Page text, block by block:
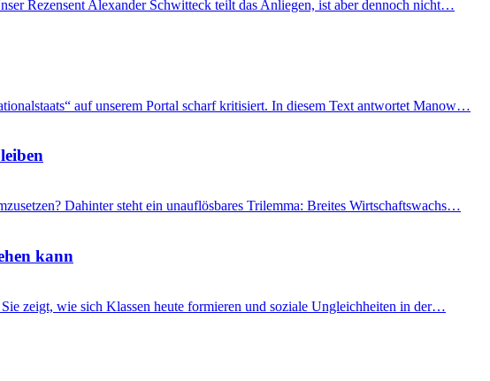
Rezensent Alexander Schwitteck teilt das Anliegen, ist aber dennoch nicht…
auf unserem Portal scharf kritisiert. In diesem Text antwortet Manow…
Dahinter steht ein unauflösbares Trilemma: Breites Wirtschaftswachs…
kann
zeigt, wie sich Klassen heute formieren und soziale Ungleichheiten in der…